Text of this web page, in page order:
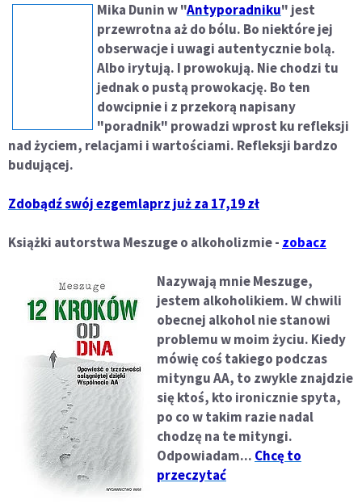
Mika Dunin w "Antyporadniku" jest
przewrotna aż do bólu. Bo niektóre jej
obserwacje i uwagi autentycznie bolą.
Albo irytują. I prowokują. Nie chodzi tu
jednak o pustą prowokację. Bo ten
dowcipnie i z przekorą napisany
"poradnik" prowadzi wprost ku refleksji
nad życiem, relacjami i wartościami. Refleksji bardzo
budującej.
Zdobądź swój ezgemlaprz już za 17,19 zł
Książki autorstwa Meszuge o alkoholizmie - zobacz
Nazywają mnie Meszuge,
jestem alkoholikiem. W chwili
obecnej alkohol nie stanowi
problemu w moim życiu. Kiedy
mówię coś takiego podczas
mityngu AA, to zwykle znajdzie
się ktoś, kto ironicznie spyta,
po co w takim razie nadal
chodzę na te mityngi.
Odpowiadam... Chcę to
przeczytać